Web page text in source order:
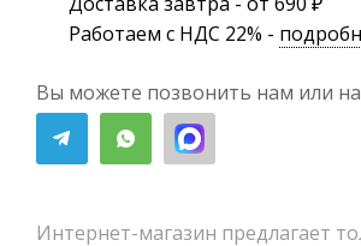
Работаем с НДС 22% -
Вы можете позвонить нам или
Интернет-магазин предлагает